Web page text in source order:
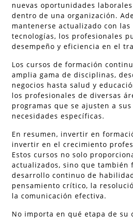
nuevas oportunidades
dentro de una organización.
mantenerse actualizado con
tecnologías, los profesionales
desempeño y eficiencia en el
Los cursos de formación
amplia gama de disciplinas,
negocios hasta salud y
los profesionales de diversas
programas que se ajusten a
necesidades específicas.
En resumen, invertir en
invertir en el crecimiento
Estos cursos no solo
actualizados, sino que también
desarrollo continuo de
pensamiento crítico, la
la comunicación efectiva.
No importa en qué etapa de su